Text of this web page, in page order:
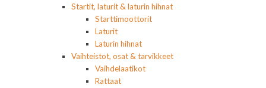
Startit, laturit & laturin hihnat
Starttimoottorit
Laturit
Laturin hihnat
Vaihteistot, osat & tarvikkeet
Vaihdelaatikot
Rattaat